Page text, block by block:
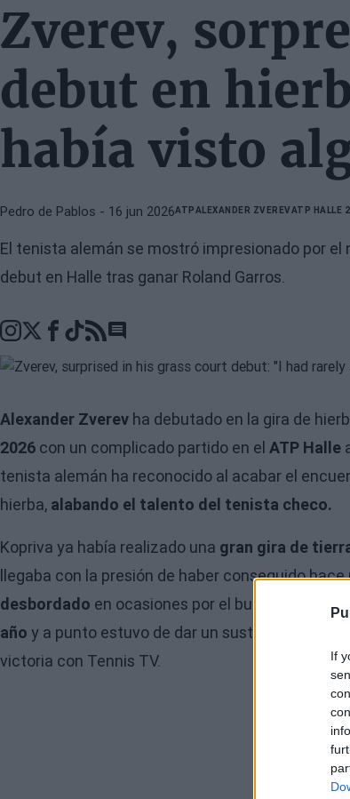
If
Zverev,
debut en
había visto
Pedro de Pablos - 16 jun 2026ATPALEXANDER ZVEREVATP HALLE
El tenista alemán se mostró impresionado por
debut en Halle tras ganar Roland Garros.
Go to comments section
Alexander Zverev ha debutado en la gira de
2026 con un complicado partido en el ATP Halle
tenista alemán ha reconocido al acabar el
hierba, alabando el talento del tenista checo.
Kopriva ya había realizado una gran gira de
llegaba con la presión de haber conseguido
desbordado en ocasiones por el buen hacer de
año y a punto estuvo de dar un susto a 'Sascha'
victoria con Tennis TV.